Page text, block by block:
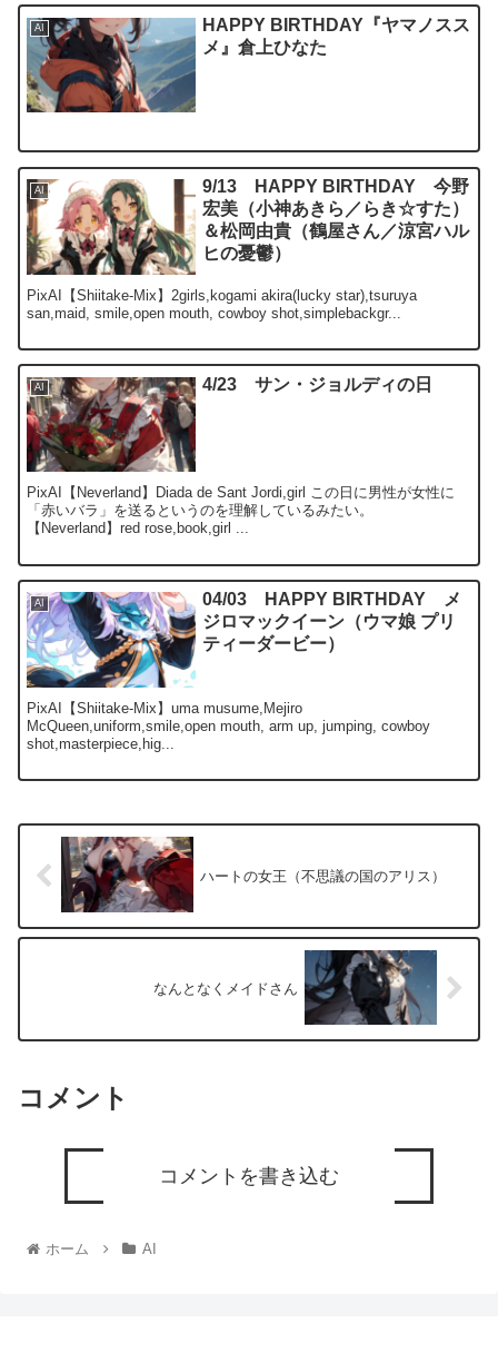
AI
HAPPY BIRTHDAY『ヤマノスス
メ』倉上ひなた
AI
9/13 HAPPY BIRTHDAY 今野
宏美（小神あきら／らき☆すた）
＆松岡由貴（鶴屋さん／涼宮ハル
ヒの憂鬱）
PixAI【Shiitake-Mix】2girls,kogami akira(lucky star),tsuruya
san,maid, smile,open mouth, cowboy shot,simplebackgr...
AI 4/23 サン・ジョルディの日
PixAI【Neverland】Diada de Sant Jordi,girl この日に男性が女性に
「赤いバラ」を送るというのを理解しているみたい。
【Neverland】red rose,book,girl ...
AI
04/03 HAPPY BIRTHDAY メ
ジロマックイーン（ウマ娘 プリ
ティーダービー）
PixAI【Shiitake-Mix】uma musume,Mejiro
McQueen,uniform,smile,open mouth, arm up, jumping, cowboy
shot,masterpiece,hig...
ハートの女王（不思議の国のアリス）
なんとなくメイドさん
コメント
コメントを書き込む
ホーム AI